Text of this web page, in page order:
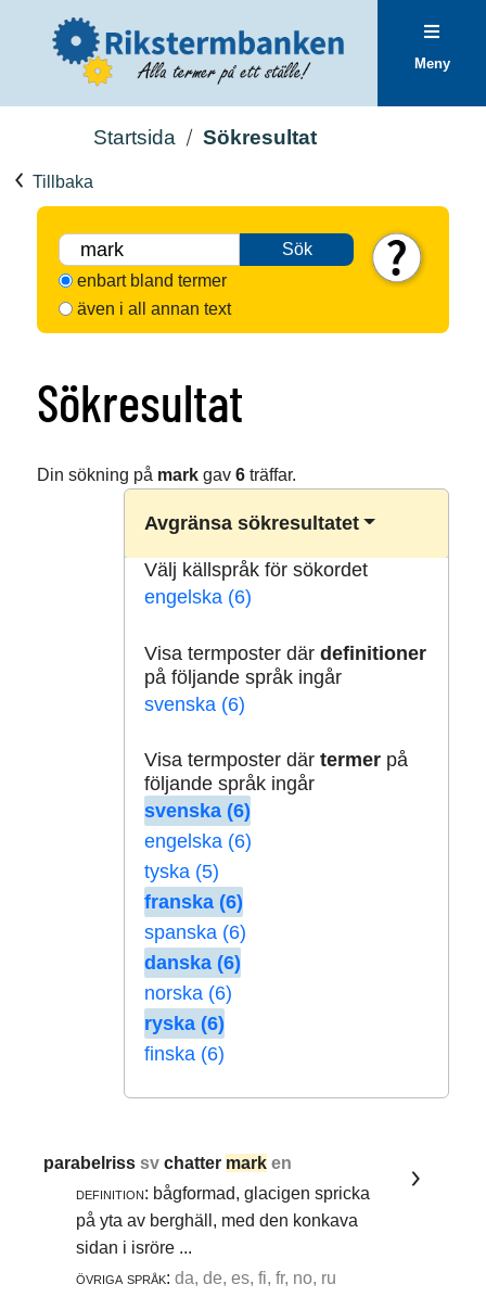
Meny
Startsida Sökresultat
Tillbaka
Sök
enbart bland termer
även i all annan text
Sökresultat
Din sökning på markgav 6träffar.
Avgränsa sökresultatet
Välj källspråk för sökordet
engelska (6)
Visa termposter där definitioner
på följande språk ingår
svenska (6)
Visa termposter där termerpå
följande språk ingår
svenska (6)
engelska (6)
tyska (5)
franska (6)
spanska (6)
danska (6)
norska (6)
ryska (6)
finska (6)
parabelrisssvchatter mark en
definition: bågformad, glacigen spricka
på yta av berghäll, med den konkava
sidan i isröre ...
övriga språk: da, de, es, fi, fr, no, ru